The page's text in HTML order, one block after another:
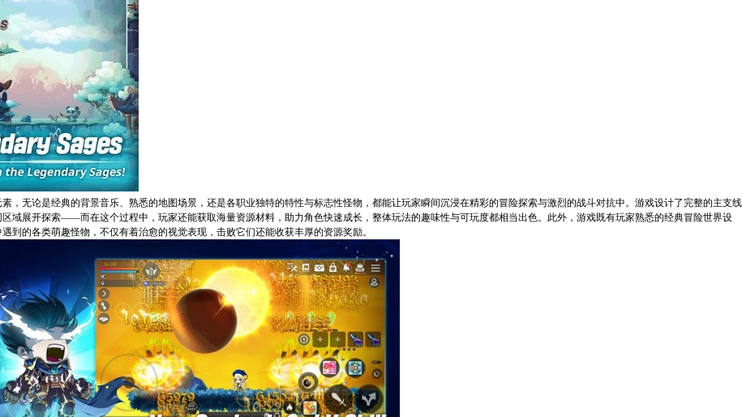
，无论是经典的背景音乐、熟悉的地图场景，还是各职业独特的特性与标志性怪物，都能让玩家瞬间沉浸在精彩的冒险探索与激烈的战斗对抗中。游戏设计了完整的主支线
域展开探索——而在这个过程中，玩家还能获取海量资源材料，助力角色快速成长，整体玩法的趣味性与可玩度都相当出色。此外，游戏既有玩家熟悉的经典冒险世界设
的各类萌趣怪物，不仅有着治愈的视觉表现，击败它们还能收获丰厚的资源奖励。